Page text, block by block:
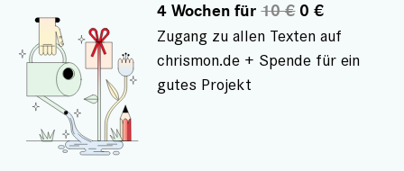
In Zusammenarbeit mit
© chrismon.de 2001 - 2026
4 Wochen für10 €0 €
Zugang zu allen Texten auf
chrismon.de + Spende für ein
gutes Projekt